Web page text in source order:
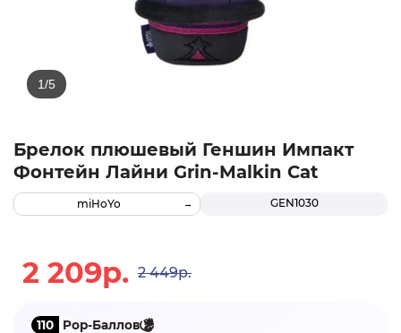
Брелок плюшевый Геншин Импакт
Фонтейн Лайни Grin-Malkin Cat
GEN1030
miHoYo
2 209р. 2 449р.
110 Pop-Баллов